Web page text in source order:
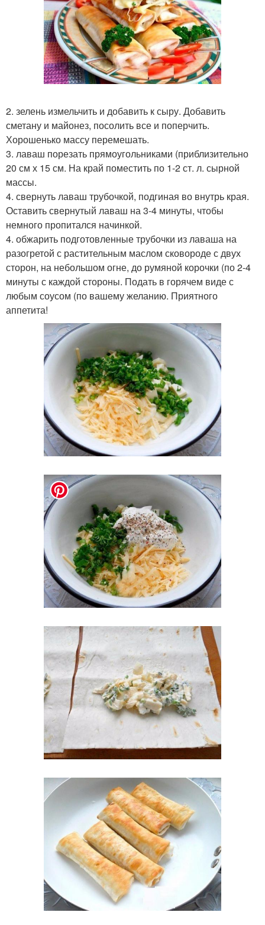
2. зелень измельчить и добавить к сыру. Добавить
сметану и майонез, посолить все и поперчить.
Хорошенько массу перемешать.
3. лаваш порезать прямоугольниками (приблизительно
20 см х 15 см. На край поместить по 1-2 ст. л. сырной
массы.
4. свернуть лаваш трубочкой, подгиная во внутрь края.
Оставить свернутый лаваш на 3-4 минуты, чтобы
немного пропитался начинкой.
4. обжарить подготовленные трубочки из лаваша на
разогретой с растительным маслом сковороде с двух
сторон, на небольшом огне, до румяной корочки (по 2-4
минуты с каждой стороны. Подать в горячем виде с
любым соусом (по вашему желанию. Приятного
аппетита!